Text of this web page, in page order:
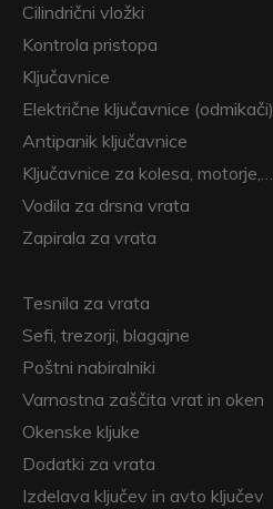
Cilindrični vložki
Kontrola pristopa
Ključavnice
Električne ključavnice (odmikači)
Antipanik ključavnice
Ključavnice za kolesa, motorje,…
Vodila za drsna vrata
Zapirala za vrata
Tesnila za vrata
Sefi, trezorji, blagajne
Poštni nabiralniki
Varnostna zaščita vrat in oken
Okenske kljuke
Dodatki za vrata
Izdelava ključev in avto ključev